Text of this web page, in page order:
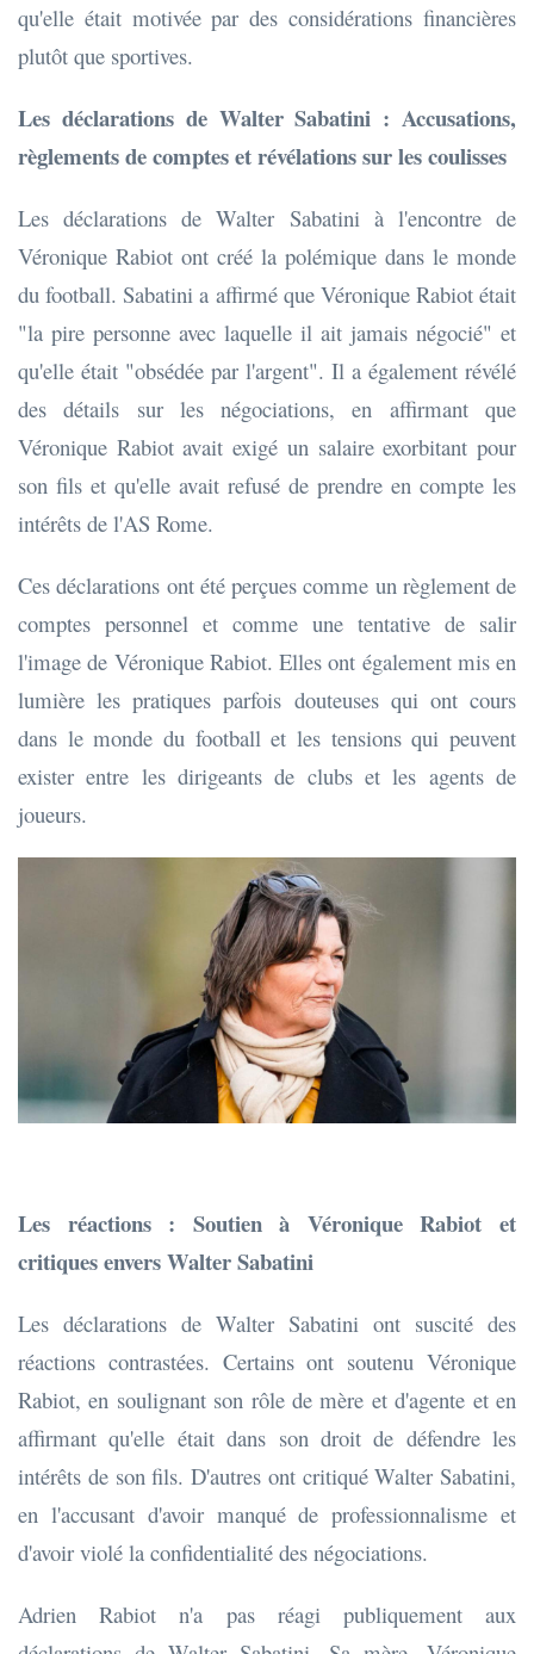
qu'elle était motivée par des considérations financières
plutôt que sportives.
Les déclarations de Walter Sabatini : Accusations,
règlements de comptes et révélations sur les coulisses
Les déclarations de Walter Sabatini à l'encontre de
Véronique Rabiot ont créé la polémique dans le monde
du football. Sabatini a affirmé que Véronique Rabiot était
"la pire personne avec laquelle il ait jamais négocié" et
qu'elle était "obsédée par l'argent". Il a également révélé
des détails sur les négociations, en affirmant que
Véronique Rabiot avait exigé un salaire exorbitant pour
son fils et qu'elle avait refusé de prendre en compte les
intérêts de l'AS Rome.
Ces déclarations ont été perçues comme un règlement de
comptes personnel et comme une tentative de salir
l'image de Véronique Rabiot. Elles ont également mis en
lumière les pratiques parfois douteuses qui ont cours
dans le monde du football et les tensions qui peuvent
exister entre les dirigeants de clubs et les agents de
joueurs.
Les réactions : Soutien à Véronique Rabiot et
critiques envers Walter Sabatini
Les déclarations de Walter Sabatini ont suscité des
réactions contrastées. Certains ont soutenu Véronique
Rabiot, en soulignant son rôle de mère et d'agente et en
affirmant qu'elle était dans son droit de défendre les
intérêts de son fils. D'autres ont critiqué Walter Sabatini,
en l'accusant d'avoir manqué de professionnalisme et
d'avoir violé la confidentialité des négociations.
Adrien Rabiot n'a pas réagi publiquement aux